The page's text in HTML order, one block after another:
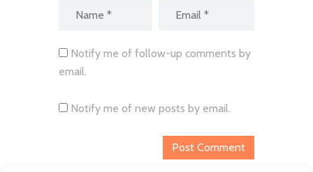
Notify me of follow-up comments by
email.
Notify me of new posts by email.